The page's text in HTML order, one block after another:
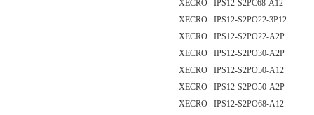
XECRO IPS12-S2PC68-A12
XECRO IPS12-S2PO22-3P12
XECRO IPS12-S2PO22-A2P
XECRO IPS12-S2PO30-A2P
XECRO IPS12-S2PO50-A12
XECRO IPS12-S2PO50-A2P
XECRO IPS12-S2PO68-A12